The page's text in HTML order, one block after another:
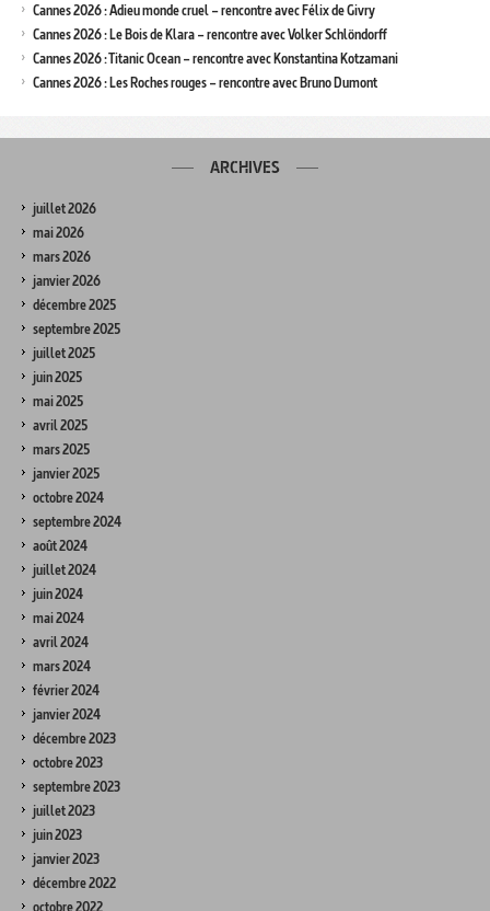
Cannes 2026 : Adieu monde cruel – rencontre avec Félix de Givry
Cannes 2026 : Le Bois de Klara – rencontre avec Volker Schlöndorff
Cannes 2026 : Titanic Ocean – rencontre avec Konstantina Kotzamani
Cannes 2026 : Les Roches rouges – rencontre avec Bruno Dumont
ARCHIVES
juillet 2026
mai 2026
mars 2026
janvier 2026
décembre 2025
septembre 2025
juillet 2025
juin 2025
mai 2025
avril 2025
mars 2025
janvier 2025
octobre 2024
septembre 2024
août 2024
juillet 2024
juin 2024
mai 2024
avril 2024
mars 2024
février 2024
janvier 2024
décembre 2023
octobre 2023
septembre 2023
juillet 2023
juin 2023
janvier 2023
décembre 2022